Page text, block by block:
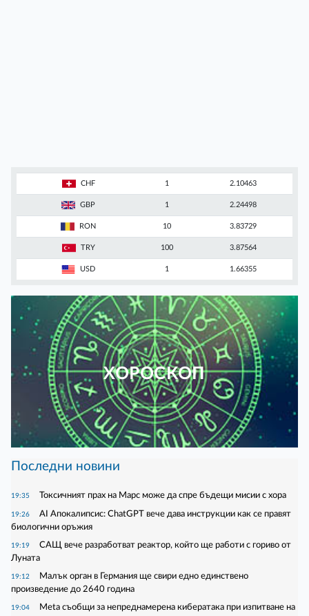
CHF 1 2.10463
GBP 1 2.24498
RON 10 3.83729
TRY 100 3.87564
USD 1 1.66355
ХОРОСКОП
Последни новини
19:35 Токсичният прах на Марс може да спре бъдещи мисии с хора
19:26
AI Апокалипсис: ChatGPT вече дава инструкции как се правят
биологични оръжия
19:19
САЩ вече разработват реактор, който ще работи с гориво от
Луната
19:12
Малък орган в Германия ще свири едно единствено
произведение до 2640 година
19:04
Meta съобщи за непреднамерена кибератака при изпитване на